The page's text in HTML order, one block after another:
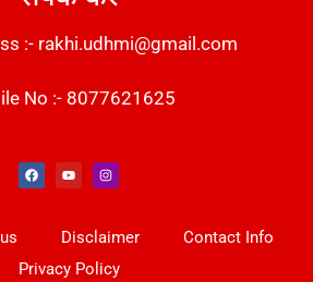
:- rakhi.udhmi@gmail.com
No :- 8077621625
Disclaimer
Contact Info
Privacy Policy